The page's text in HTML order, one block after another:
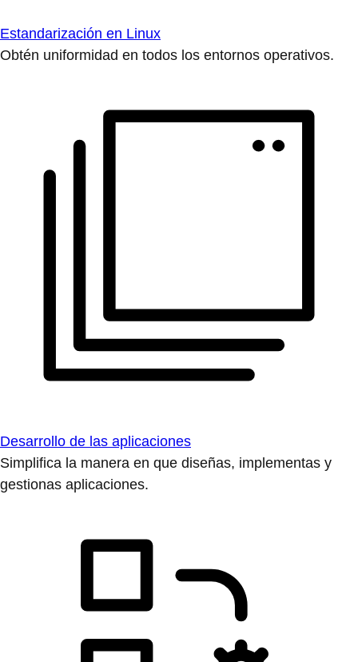
Estandarización en Linux
Obtén uniformidad en todos los entornos operativos.
Desarrollo de las aplicaciones
Simplifica la manera en que diseñas, implementas y
gestionas aplicaciones.